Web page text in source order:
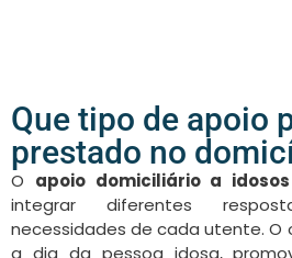
Que tipo de apoio
prestado no
O apoio domiciliário a
integrar diferentes
necessidades de cada utente. O
a dia da pessoa idosa,